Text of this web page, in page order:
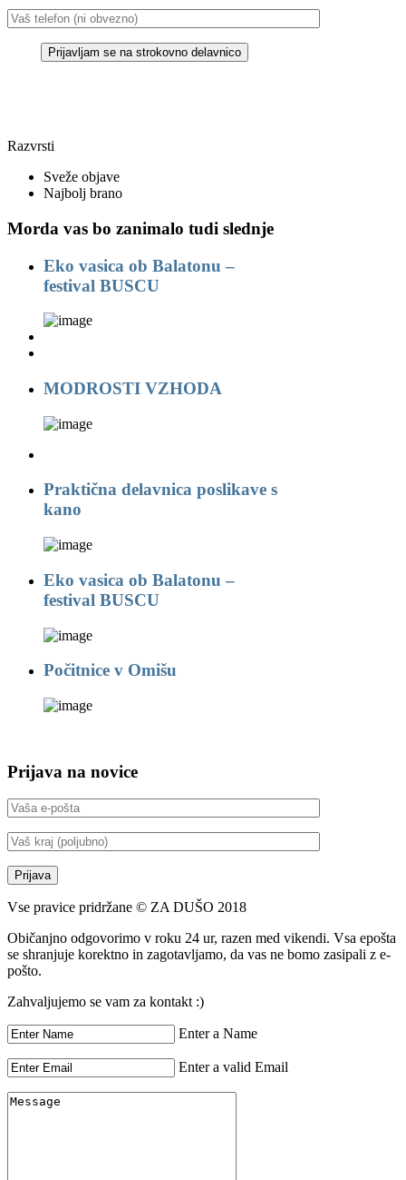
Razvrsti
Sveže objave
Najbolj brano
Morda vas bo zanimalo tudi slednje
Eko vasica ob Balatonu –
festival BUSCU
MODROSTI VZHODA
Praktična delavnica poslikave s
kano
Eko vasica ob Balatonu –
festival BUSCU
Počitnice v Omišu
Prijava na novice
Vse pravice pridržane © ZA DUŠO 2018
Običanjno odgovorimo v roku 24 ur, razen med vikendi. Vsa epošta
se shranjuje korektno in zagotavljamo, da vas ne bomo zasipali z e-
pošto.
Zahvaljujemo se vam za kontakt :)
Enter a Name
Enter a valid Email